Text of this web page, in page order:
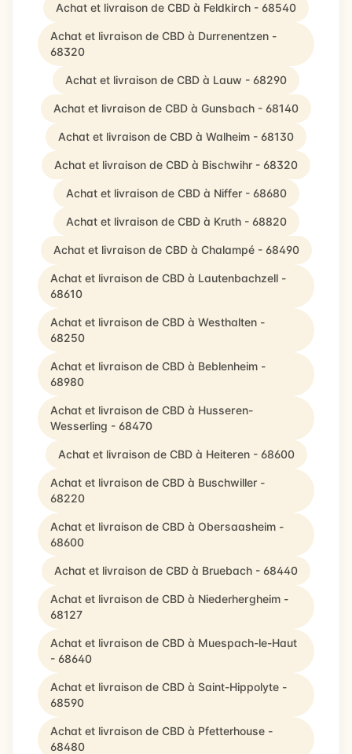
Achat et livraison de CBD à Feldkirch - 68540
Achat et livraison de CBD à Durrenentzen -
68320
Achat et livraison de CBD à Lauw - 68290
Achat et livraison de CBD à Gunsbach - 68140
Achat et livraison de CBD à Walheim - 68130
Achat et livraison de CBD à Bischwihr - 68320
Achat et livraison de CBD à Niffer - 68680
Achat et livraison de CBD à Kruth - 68820
Achat et livraison de CBD à Chalampé - 68490
Achat et livraison de CBD à Lautenbachzell -
68610
Achat et livraison de CBD à Westhalten -
68250
Achat et livraison de CBD à Beblenheim -
68980
Achat et livraison de CBD à Husseren-
Wesserling - 68470
Achat et livraison de CBD à Heiteren - 68600
Achat et livraison de CBD à Buschwiller -
68220
Achat et livraison de CBD à Obersaasheim -
68600
Achat et livraison de CBD à Bruebach - 68440
Achat et livraison de CBD à Niederhergheim -
68127
Achat et livraison de CBD à Muespach-le-Haut
- 68640
Achat et livraison de CBD à Saint-Hippolyte -
68590
Achat et livraison de CBD à Pfetterhouse -
68480